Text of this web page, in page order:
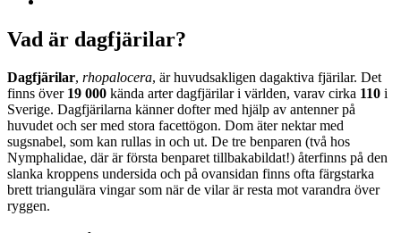
Vad är dagfjärilar?
Dagfjärilar, rhopalocera, är huvudsakligen dagaktiva fjärilar. Det
finns över 19 000 kända arter dagfjärilar i världen, varav cirka 110 i
Sverige. Dagfjärilarna känner dofter med hjälp av antenner på
huvudet och ser med stora facettögon. Dom äter nektar med
sugsnabel, som kan rullas in och ut. De tre benparen (två hos
Nymphalidae, där är första benparet tillbakabildat!) återfinns på den
slanka kroppens undersida och på ovansidan finns ofta färgstarka
brett triangulära vingar som när de vilar är resta mot varandra över
ryggen.